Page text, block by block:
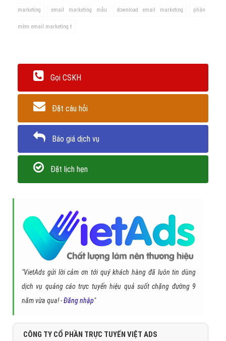
Vietads sẽ hỗ trợ bạn trong việc tiến hành chiến dịch email
email marketing hiệu quả.
Đăng ký dùng thử gửi 10.000 email đầu tiên
trên Website VietAdsGroup.Vn của công ty chúng tôi!
Quay lại danh mục"Danh mục khác"
email marketing hiệu quả email marketing free
marketing email marketing mẫu download email marketing phần
mềm email marketing t
Gọi CSKH
Đặt câu hỏi